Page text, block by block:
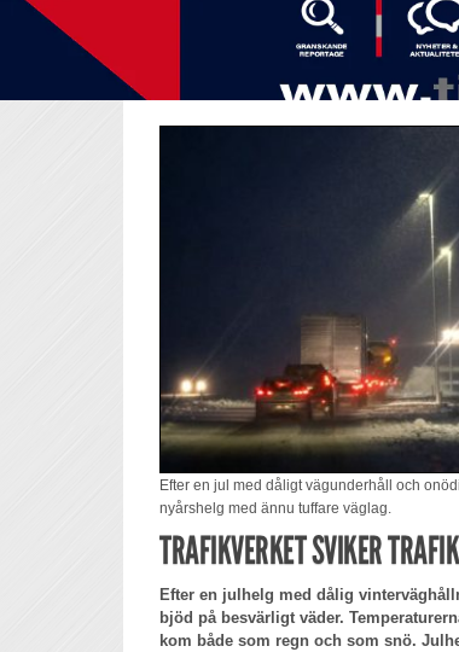
Efter en jul med dåligt vägunderhåll och
nyårshelg med ännu tuffare väglag.
TRAFIKVERKET SVIKER
Efter en julhelg med dålig
bjöd på besvärligt väder.
kom både som regn och som snö.